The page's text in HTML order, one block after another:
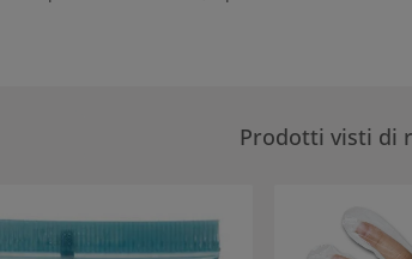
Prodotti visti di